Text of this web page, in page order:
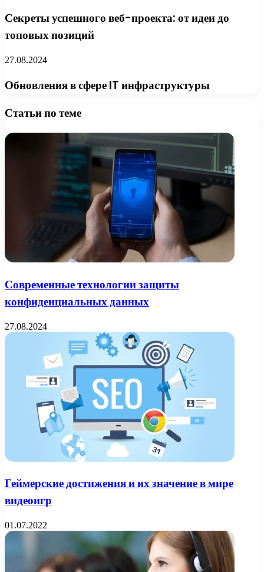
Секреты успешного веб-проекта: от идеи до
топовых позиций
27.08.2024
Обновления в сфере IT инфраструктуры
Статьи по теме
Современные технологии защиты
конфиденциальных данных
27.08.2024
Геймерские достижения и их значение в мире
видеоигр
01.07.2022